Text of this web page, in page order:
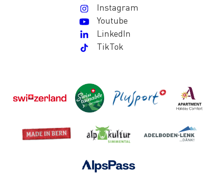
Instagram
Youtube
LinkedIn
TikTok